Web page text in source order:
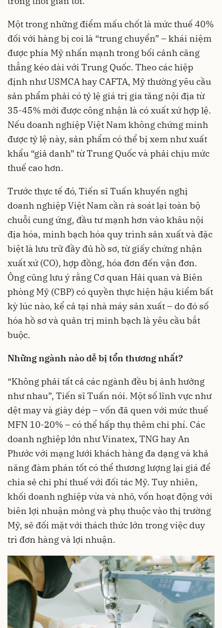
Một trong những điểm mấu chốt là mức thuế 40%
đối với hàng bị coi là “trung chuyển” – khái niệm
được phía Mỹ nhấn mạnh trong bối cảnh căng
thẳng kéo dài với Trung Quốc. Theo các hiệp
định như USMCA hay CAFTA, Mỹ thường yêu cầu
sản phẩm phải có tỷ lệ giá trị gia tăng nội địa từ
35-45% mới được công nhận là có xuất xứ hợp lệ.
Nếu doanh nghiệp Việt Nam không chứng minh
được tỷ lệ này, sản phẩm có thể bị xem như xuất
khẩu “giả danh” từ Trung Quốc và phải chịu mức
thuế cao hơn.
Trước thực tế đó, Tiến sĩ Tuấn khuyến nghị
doanh nghiệp Việt Nam cần rà soát lại toàn bộ
chuỗi cung ứng, đầu tư mạnh hơn vào khâu nội
địa hóa, minh bạch hóa quy trình sản xuất và đặc
biệt là lưu trữ đầy đủ hồ sơ, từ giấy chứng nhận
xuất xứ (CO), hợp đồng, hóa đơn đến vận đơn.
Ông cũng lưu ý rằng Cơ quan Hải quan và Biên
phòng Mỹ (CBP) có quyền thực hiện hậu kiểm bất
kỳ lúc nào, kể cả tại nhà máy sản xuất – do đó số
hóa hồ sơ và quản trị minh bạch là yêu cầu bắt
buộc.
Những ngành nào dễ bị tổn thương nhất?
“Không phải tất cả các ngành đều bị ảnh hưởng
như nhau”, Tiến sĩ Tuấn nói. Một số lĩnh vực như
dệt may và giày dép – vốn đã quen với mức thuế
MFN 10-20% – có thể hấp thụ thêm chi phí. Các
doanh nghiệp lớn như Vinatex, TNG hay An
Phước với mạng lưới khách hàng đa dạng và khả
năng đàm phán tốt có thể thương lượng lại giá để
chia sẻ chi phí thuế với đối tác Mỹ. Tuy nhiên,
khối doanh nghiệp vừa và nhỏ, vốn hoạt động với
biên lợi nhuận mỏng và phụ thuộc vào thị trường
Mỹ, sẽ đối mặt với thách thức lớn trong việc duy
trì đơn hàng và lợi nhuận.